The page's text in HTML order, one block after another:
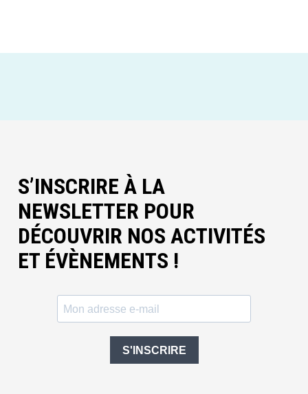
S’INSCRIRE À LA
NEWSLETTER POUR
DÉCOUVRIR NOS ACTIVITÉS
ET ÉVÈNEMENTS !
S'INSCRIRE